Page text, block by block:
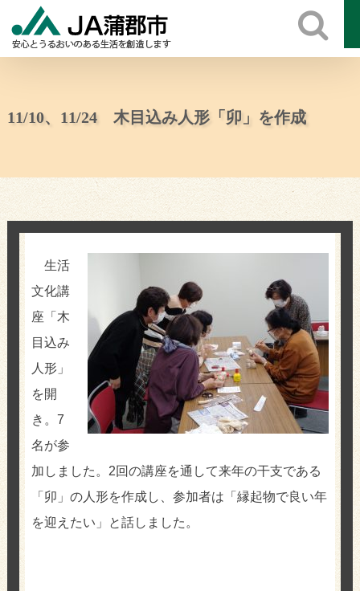
11/10、11/24 木目込み人形「卯」を作成
生活
文化講
座「木
目込み
人形」
を開
き。7
名が参
加しました。2回の講座を通して来年の干支である
「卯」の人形を作成し、参加者は「縁起物で良い年
を迎えたい」と話しました。